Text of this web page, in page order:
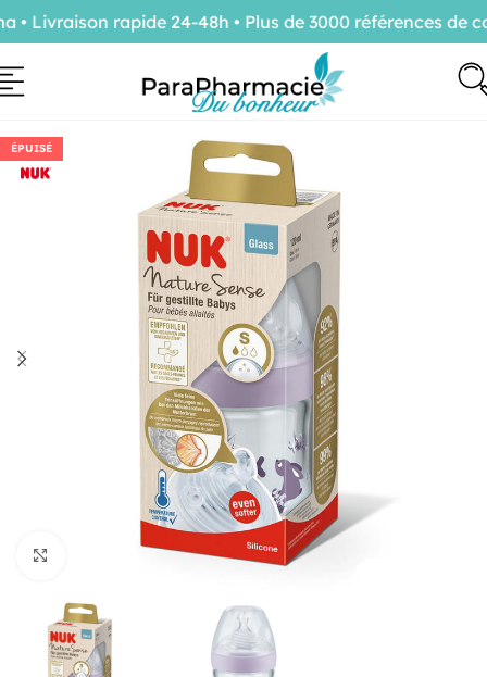
ÉPUISÉ
Cliquez pour agrandir
rapide 24-48h • Plus de 3000 références de